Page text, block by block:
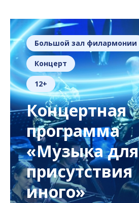
Большой зал филармонии
Концерт
12+
Концертная
программа
«Музыка для
присутствия
иного»